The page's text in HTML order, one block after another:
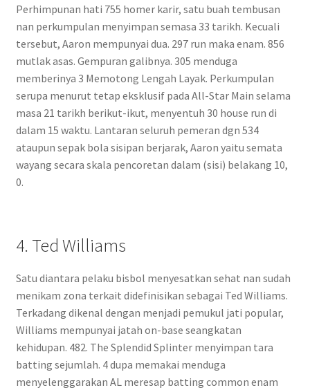
Perhimpunan hati 755 homer karir, satu buah tembusan
nan perkumpulan menyimpan semasa 33 tarikh. Kecuali
tersebut, Aaron mempunyai dua. 297 run maka enam. 856
mutlak asas. Gempuran galibnya. 305 menduga
memberinya 3 Memotong Lengah Layak. Perkumpulan
serupa menurut tetap eksklusif pada All-Star Main selama
masa 21 tarikh berikut-ikut, menyentuh 30 house run di
dalam 15 waktu. Lantaran seluruh pemeran dgn 534
ataupun sepak bola sisipan berjarak, Aaron yaitu semata
wayang secara skala pencoretan dalam (sisi) belakang 10,
0.
4. Ted Williams
Satu diantara pelaku bisbol menyesatkan sehat nan sudah
menikam zona terkait didefinisikan sebagai Ted Williams.
Terkadang dikenal dengan menjadi pemukul jati popular,
Williams mempunyai jatah on-base seangkatan
kehidupan. 482. The Splendid Splinter menyimpan tara
batting sejumlah. 4 dupa memakai menduga
menyelenggarakan AL meresap batting common enam